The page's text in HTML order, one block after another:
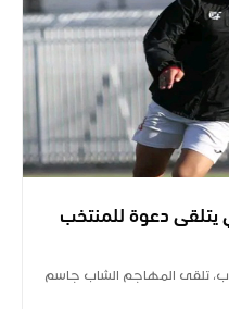
دعوة للمنتخب
تلقى المهاجم الشاب جاسم